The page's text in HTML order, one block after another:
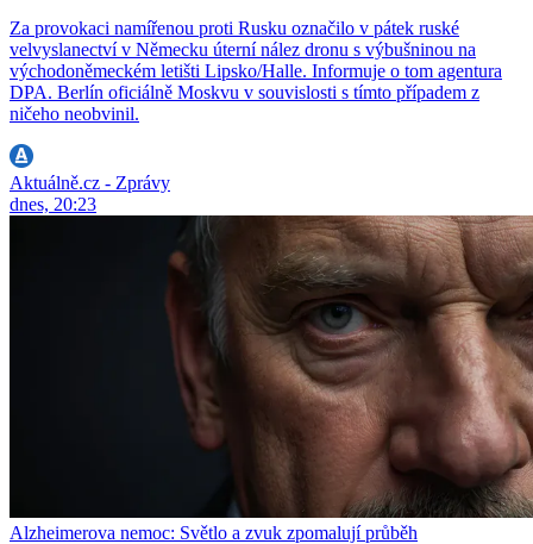
Za provokaci namířenou proti Rusku označilo v pátek ruské
velvyslanectví v Německu úterní nález dronu s výbušninou na
východoněmeckém letišti Lipsko/Halle. Informuje o tom agentura
DPA. Berlín oficiálně Moskvu v souvislosti s tímto případem z
ničeho neobvinil.
Aktuálně.cz - Zprávy
dnes, 20:23
Alzheimerova nemoc: Světlo a zvuk zpomalují průběh